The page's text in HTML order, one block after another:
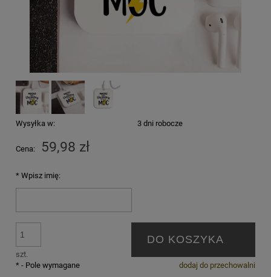
Wysyłka w: 3 dni robocze
Cena: 59,98 zł
* Wpisz imię:
szt.
DO KOSZYKA
dodaj do przechowalni
* - Pole wymagane